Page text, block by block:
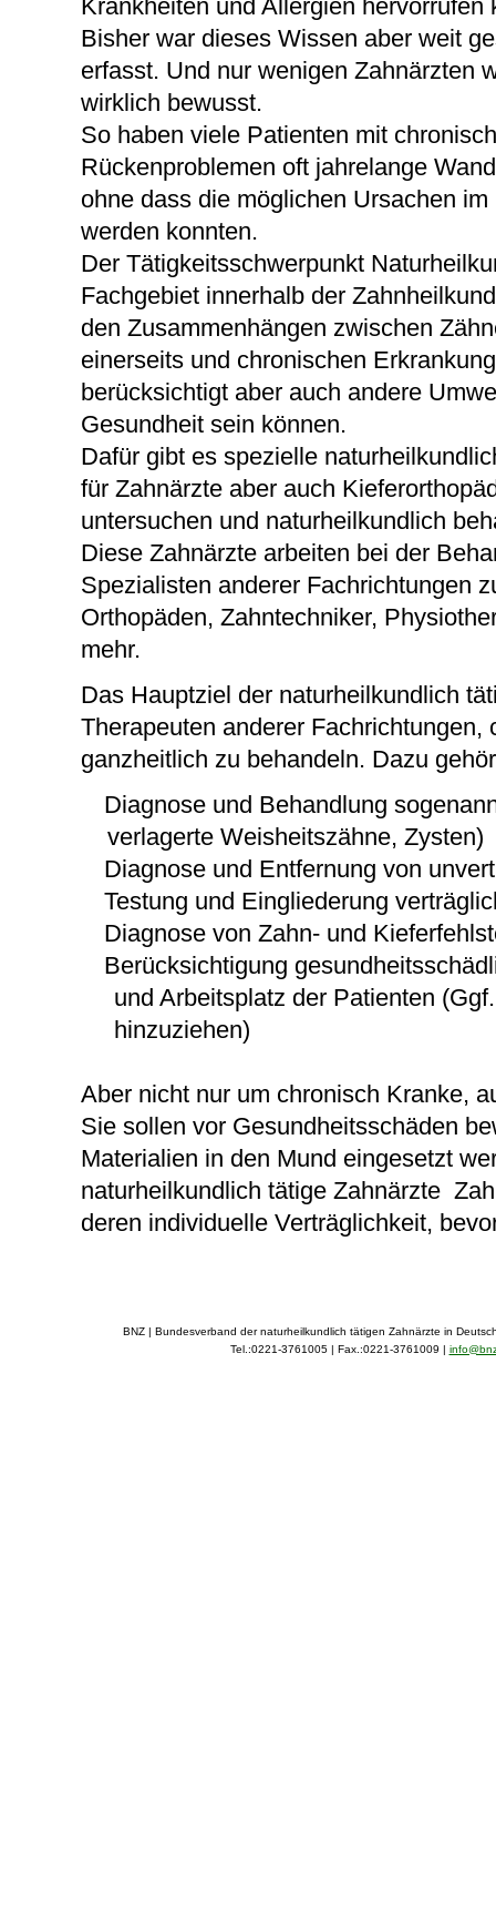
Krankheiten und Allergien hervorrufen
Bisher war dieses Wissen aber weit
erfasst. Und nur wenigen Zahnärzten
wirklich bewusst.
So haben viele Patienten mit
Rückenproblemen oft jahrelange
ohne dass die möglichen Ursachen
werden konnten.
Der Tätigkeitsschwerpunkt
Fachgebiet innerhalb der
den Zusammenhängen zwischen
einerseits und chronischen
berücksichtigt aber auch andere
Gesundheit sein können.
Dafür gibt es spezielle
für Zahnärzte aber auch
untersuchen und naturheilkundlich
Diese Zahnärzte arbeiten bei der
Spezialisten anderer Fachrichtungen
Orthopäden, Zahntechniker,
mehr.
Das Hauptziel der naturheilkundlich
Therapeuten anderer Fachrichtungen,
ganzheitlich zu behandeln. Dazu
Diagnose und Behandlung
verlagerte Weisheitszähne, Zysten)
Diagnose und Entfernung von
Testung und Eingliederung
Diagnose von Zahn- und
Berücksichtigung
und Arbeitsplatz der Patienten
hinzuziehen)
Aber nicht nur um chronisch Kranke,
Sie sollen vor Gesundheitsschäden
Materialien in den Mund eingesetzt
naturheilkundlich tätige Zahnärzte
deren individuelle Verträglichkeit,
BNZ | Bundesverband der naturheilkundlich tätigen Zahnärzte in
Tel.:0221-3761005 | Fax.:0221-3761009 |